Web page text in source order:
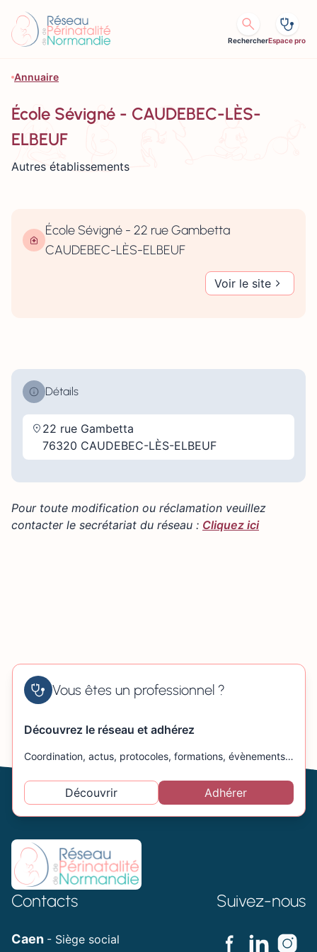
RechercherEspace pro
Annuaire
École Sévigné - CAUDEBEC-LÈS-
ELBEUF
Autres établissements
École Sévigné - 22 rue Gambetta
CAUDEBEC-LÈS-ELBEUF
Voir le site
Détails
22 rue Gambetta
76320 CAUDEBEC-LÈS-ELBEUF
Pour toute modification ou réclamation veuillez
contacter le secrétariat du réseau : Cliquez ici
Vous êtes un professionnel ?
Découvrez le réseau et adhérez
Coordination, actus, protocoles, formations, évènements…
Découvrir Adhérer
Contacts
Caen - Siège social
Suivez-nous